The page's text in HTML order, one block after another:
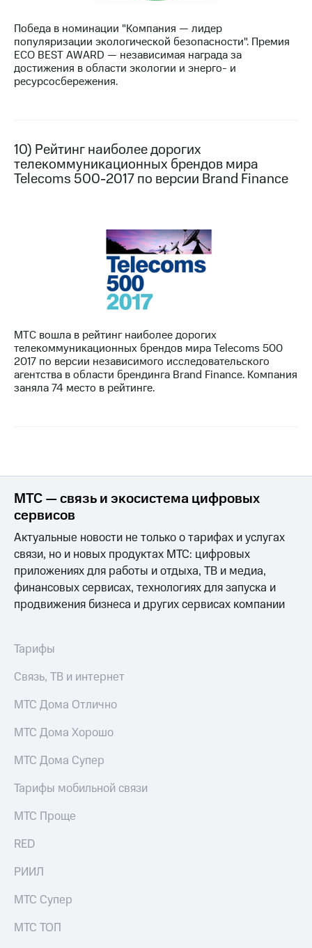
Победа в номинации "Компания — лидер
популяризации экологической безопасности". Премия
ECO BEST AWARD — независимая награда за
достижения в области экологии и энерго- и
ресурсосбережения.
10) Рейтинг наиболее дорогих
телекоммуникационных брендов мира
Telecoms 500-2017 по версии Brand Finance
МТС вошла в рейтинг наиболее дорогих
телекоммуникационных брендов мира Telecoms 500
2017 по версии независимого исследовательского
агентства в области брендинга Brand Finance. Компания
заняла 74 место в рейтинге.
МТС — связь и экосистема цифровых
сервисов
Актуальные новости не только о тарифах и услугах
связи, но и новых продуктах МТС: цифровых
приложениях для работы и отдыха, ТВ и медиа,
финансовых сервисах, технологиях для запуска и
продвижения бизнеса и других сервисах компании
Тарифы
Связь, ТВ и интернет
МТС Дома Отлично
МТС Дома Хорошо
МТС Дома Супер
Тарифы мобильной связи
МТС Проще
RED
РИИЛ
МТС Супер
МТС ТОП